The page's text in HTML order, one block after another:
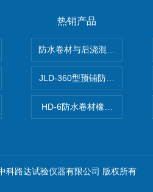
热销产品
防水卷材与后浇混凝土剥离强
JLD-360型预铺防水卷材抗冲
HD-6防水卷材橡胶测厚仪
科路达试验仪器有限公司 版权所有